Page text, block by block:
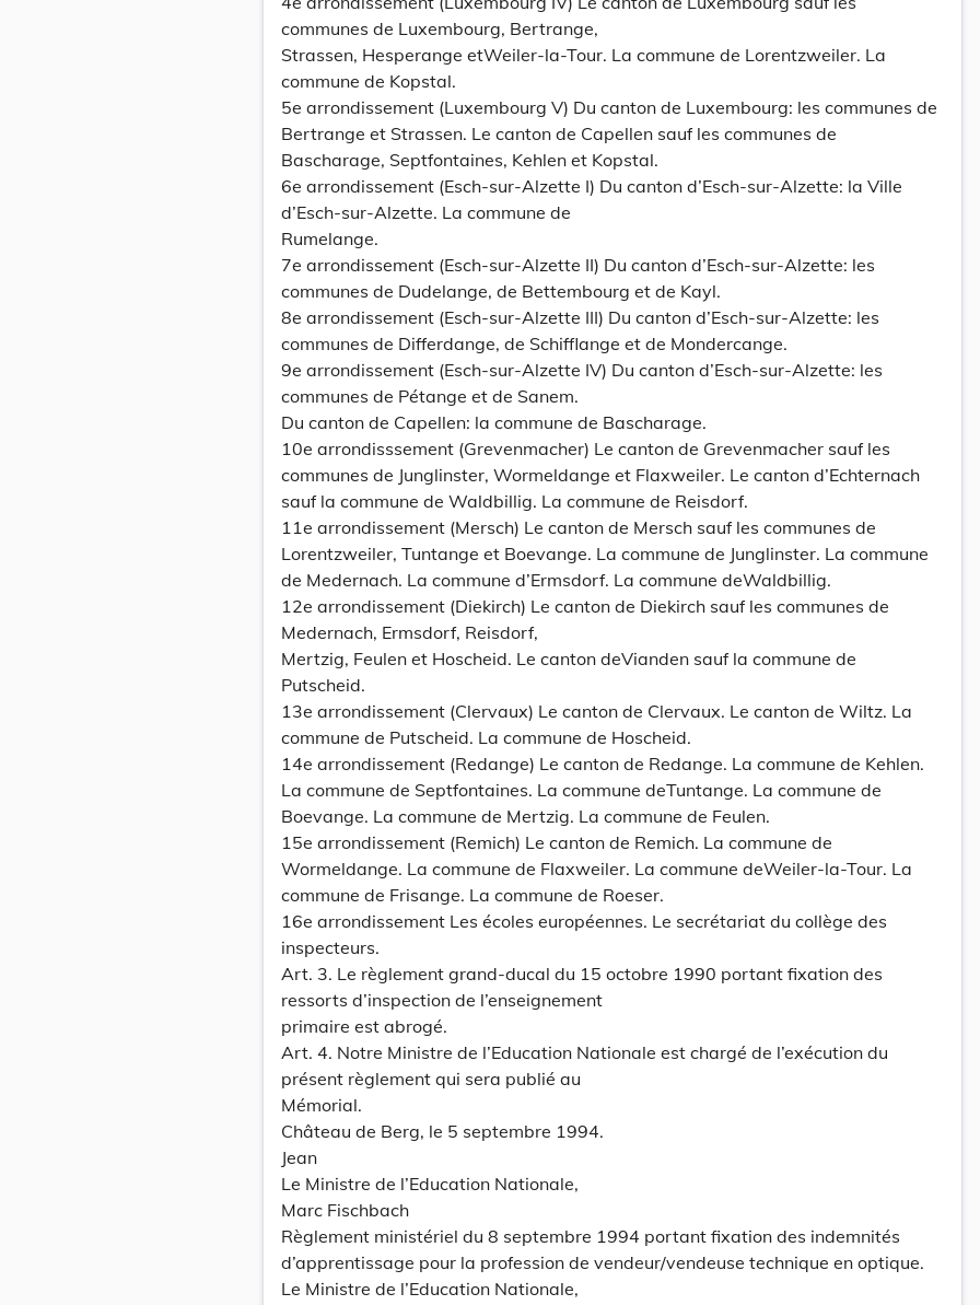
communes de Luxembourg, Bertrange,
Strassen, Hesperange etWeiler-la-Tour. La commune de Lorentzweiler. La
commune de Kopstal.
5e arrondissement (Luxembourg V) Du canton de Luxembourg: les communes de
Bertrange et Strassen. Le canton de Capellen sauf les communes de
Bascharage, Septfontaines, Kehlen et Kopstal.
6e arrondissement (Esch-sur-Alzette I) Du canton d’Esch-sur-Alzette: la Ville
d’Esch-sur-Alzette. La commune de
Rumelange.
7e arrondissement (Esch-sur-Alzette II) Du canton d’Esch-sur-Alzette: les
communes de Dudelange, de Bettembourg et de Kayl.
8e arrondissement (Esch-sur-Alzette III) Du canton d’Esch-sur-Alzette: les
communes de Differdange, de Schifflange et de Mondercange.
9e arrondissement (Esch-sur-Alzette IV) Du canton d’Esch-sur-Alzette: les
communes de Pétange et de Sanem.
Du canton de Capellen: la commune de Bascharage.
10e arrondisssement (Grevenmacher) Le canton de Grevenmacher sauf les
communes de Junglinster, Wormeldange et Flaxweiler. Le canton d’Echternach
sauf la commune de Waldbillig. La commune de Reisdorf.
11e arrondissement (Mersch) Le canton de Mersch sauf les communes de
Lorentzweiler, Tuntange et Boevange. La commune de Junglinster. La commune
de Medernach. La commune d’Ermsdorf. La commune deWaldbillig.
12e arrondissement (Diekirch) Le canton de Diekirch sauf les communes de
Medernach, Ermsdorf, Reisdorf,
Mertzig, Feulen et Hoscheid. Le canton deVianden sauf la commune de
Putscheid.
13e arrondissement (Clervaux) Le canton de Clervaux. Le canton de Wiltz. La
commune de Putscheid. La commune de Hoscheid.
14e arrondissement (Redange) Le canton de Redange. La commune de Kehlen.
La commune de Septfontaines. La commune deTuntange. La commune de
Boevange. La commune de Mertzig. La commune de Feulen.
15e arrondissement (Remich) Le canton de Remich. La commune de
Wormeldange. La commune de Flaxweiler. La commune deWeiler-la-Tour. La
commune de Frisange. La commune de Roeser.
16e arrondissement Les écoles européennes. Le secrétariat du collège des
inspecteurs.
Art. 3. Le règlement grand-ducal du 15 octobre 1990 portant fixation des
ressorts d’inspection de l’enseignement
primaire est abrogé.
Art. 4. Notre Ministre de l’Education Nationale est chargé de l’exécution du
présent règlement qui sera publié au
Mémorial.
Château de Berg, le 5 septembre 1994.
Jean
Le Ministre de l’Education Nationale,
Marc Fischbach
Règlement ministériel du 8 septembre 1994 portant fixation des indemnités
d’apprentissage pour la profession de vendeur/vendeuse technique en optique.
Le Ministre de l’Education Nationale,